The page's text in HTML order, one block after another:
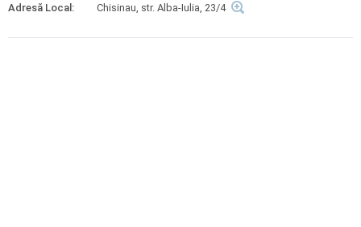
Adresă Local:
Chisinau, str. Alba-Iulia, 23/4